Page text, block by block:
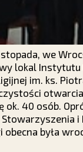
we
lokal Instytutu
im. ks.
ok. 40 osób.
obecna była